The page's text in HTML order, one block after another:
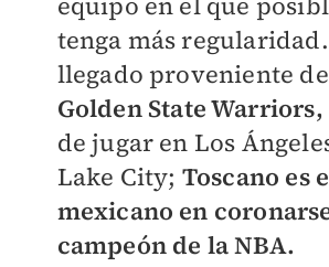
tenga más
llegado proveniente
Golden State Warriors,
de jugar en Los
Lake City; Toscano es
mexicano en
campeón de la NBA.